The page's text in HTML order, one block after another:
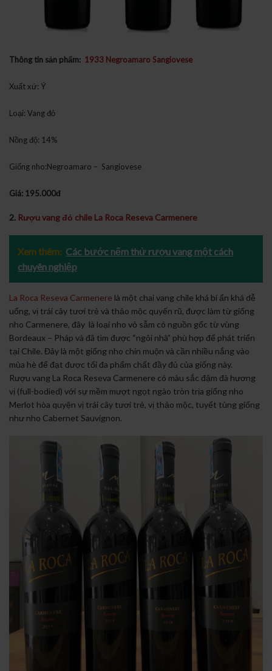
Thông tin sản phẩm: 1933 Negroamaro Sangiovese
Xuất xứ: Ý
Loại: Vang đỏ
Nồng độ: 14%
Giống nho:Negroamaro – Sangiovese
Giá: 195.000đ
2. Rượu vang đỏ chile La Roca Reseva Carmenere
Xem thêm: Các bước nếm thử rượu vang một cách
chuyên nghiệp
La Roca Reseva Carmenere là một chai vang chile khá bí ẩn khá dễ
uống, vị trái cây tươi trẻ và thảo mộc quyến rũ, được làm từ giống
nho Carmenere, đây là loại nho vỏ sẫm có nguồn gốc từ vùng
Bordeaux – Pháp và đã tìm được “ngôi nhà” phù hợp để phát triển
tại Chile. Đây là một giống nho chín muộn và cần nhiều nắng vào
mùa hè để đạt được tối đa phẩm chất đầy đủ của giống này.
Rượu vang La Roca Reseva Carmenere có màu sắc đậm đà hương
vị (full-bodied) với sự mềm mượt ngọt ngào tròn trịa giống nho
Merlot hòa quyện vị trái cây tươi trẻ, vị thảo mộc, tuyết tùng giống
như nho Cabernet Sauvignon.